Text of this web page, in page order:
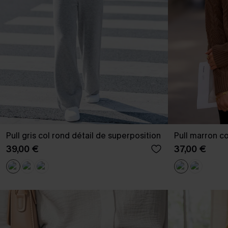
Pull gris col rond détail de superposition
39,00 €
Pull marron
37,00 €